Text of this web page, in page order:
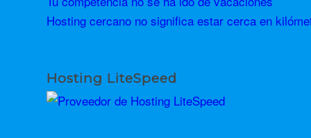
Hosting cercano no significa estar cerca en
Hosting LiteSpeed